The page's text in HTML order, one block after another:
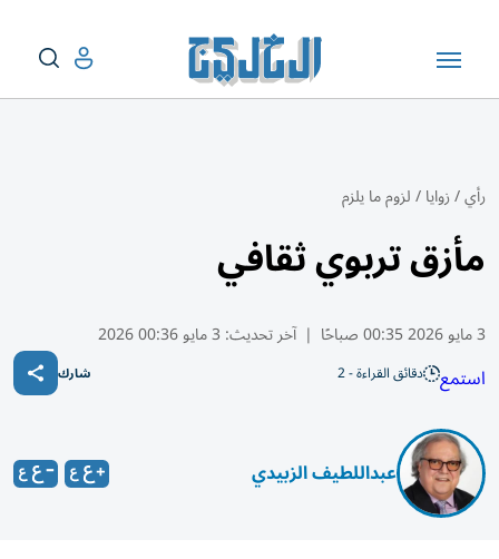
رأي/زوايا/لزوم ما يلزم
مأزق تربوي ثقافي
3 مايو 2026 00:35 صباحًا | آخر تحديث: 3 مايو 00:36 2026
استمع دقائق القراءة - 2 شارك
عبداللطيف الزبيدي